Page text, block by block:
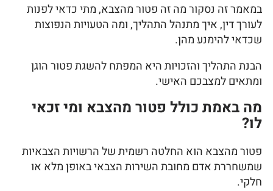
במאמר זה נסקור מה זה פטור מהצבא, מתי כדאי לפנות
לעורך דין, איך מתנהל התהליך, ומה הטעויות הנפוצות
שכדאי להימנע מהן.
הבנת התהליך והזכויות היא המפתח להשגת פטור הוגן
ומתאים למצבכם האישי.
מה באמת כולל פטור מהצבא ומי זכאי
לו?
פטור מהצבא הוא החלטה רשמית של הרשויות הצבאיות
שמשחררת אדם מחובת השירות הצבאי באופן מלא או
חלקי.